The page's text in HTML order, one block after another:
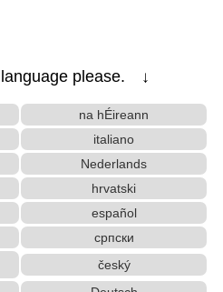
please. ↓
na hÉireann
italiano
Nederlands
hrvatski
español
српски
český